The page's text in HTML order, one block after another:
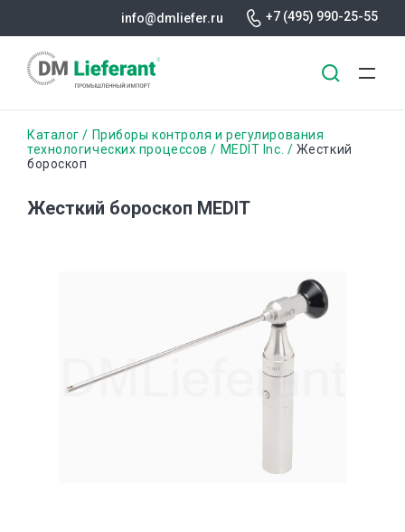
основному
info@dmliefer.ru +7 (495) 990-25-55
Строка
навигации
Каталог
Приборы контроля и регулирования
технологических процессов
MEDIT Inc.
Жесткий
бороскоп
Жесткий бороскоп MEDIT